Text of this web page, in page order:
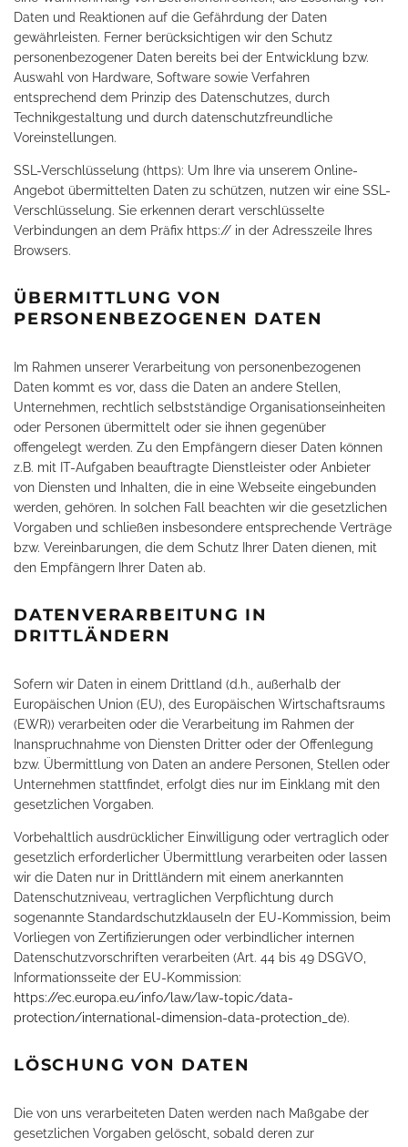
Daten und Reaktionen auf die Gefährdung der Daten
gewährleisten. Ferner berücksichtigen wir den Schutz
personenbezogener Daten bereits bei der Entwicklung bzw.
Auswahl von Hardware, Software sowie Verfahren
entsprechend dem Prinzip des Datenschutzes, durch
Technikgestaltung und durch datenschutzfreundliche
Voreinstellungen.
SSL-Verschlüsselung (https): Um Ihre via unserem Online-
Angebot übermittelten Daten zu schützen, nutzen wir eine SSL-
Verschlüsselung. Sie erkennen derart verschlüsselte
Verbindungen an dem Präfix https:// in der Adresszeile Ihres
Browsers.
ÜBERMITTLUNG VON
PERSONENBEZOGENEN DATEN
Im Rahmen unserer Verarbeitung von personenbezogenen
Daten kommt es vor, dass die Daten an andere Stellen,
Unternehmen, rechtlich selbstständige Organisationseinheiten
oder Personen übermittelt oder sie ihnen gegenüber
offengelegt werden. Zu den Empfängern dieser Daten können
z.B. mit IT-Aufgaben beauftragte Dienstleister oder Anbieter
von Diensten und Inhalten, die in eine Webseite eingebunden
werden, gehören. In solchen Fall beachten wir die gesetzlichen
Vorgaben und schließen insbesondere entsprechende Verträge
bzw. Vereinbarungen, die dem Schutz Ihrer Daten dienen, mit
den Empfängern Ihrer Daten ab.
DATENVERARBEITUNG IN
DRITTLÄNDERN
Sofern wir Daten in einem Drittland (d.h., außerhalb der
Europäischen Union (EU), des Europäischen Wirtschaftsraums
(EWR)) verarbeiten oder die Verarbeitung im Rahmen der
Inanspruchnahme von Diensten Dritter oder der Offenlegung
bzw. Übermittlung von Daten an andere Personen, Stellen oder
Unternehmen stattfindet, erfolgt dies nur im Einklang mit den
gesetzlichen Vorgaben.
Vorbehaltlich ausdrücklicher Einwilligung oder vertraglich oder
gesetzlich erforderlicher Übermittlung verarbeiten oder lassen
wir die Daten nur in Drittländern mit einem anerkannten
Datenschutzniveau, vertraglichen Verpflichtung durch
sogenannte Standardschutzklauseln der EU-Kommission, beim
Vorliegen von Zertifizierungen oder verbindlicher internen
Datenschutzvorschriften verarbeiten (Art. 44 bis 49 DSGVO,
Informationsseite der EU-Kommission:
https://ec.europa.eu/info/law/law-topic/data-
protection/international-dimension-data-protection_de).
LÖSCHUNG VON DATEN
Die von uns verarbeiteten Daten werden nach Maßgabe der
gesetzlichen Vorgaben gelöscht, sobald deren zur